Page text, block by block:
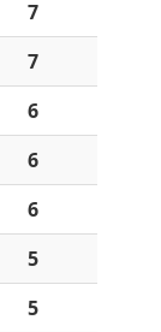
7
7
6
6
6
5
5